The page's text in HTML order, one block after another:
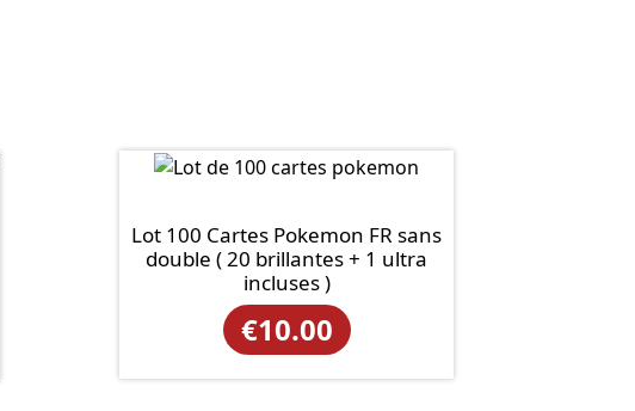
Lot 100 Cartes Pokemon FR sans
double ( 20 brillantes + 1 ultra
incluses )
€10.00